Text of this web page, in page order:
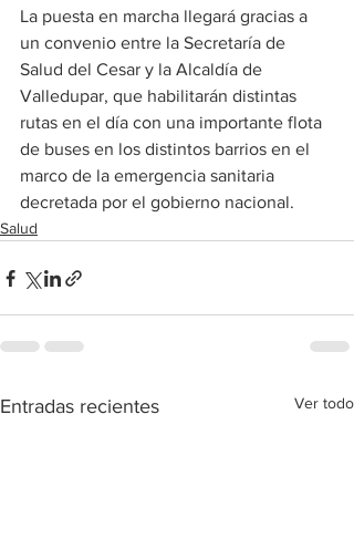
La puesta en marcha llegará gracias a
un convenio entre la Secretaría de
Salud del Cesar y la Alcaldía de
Valledupar, que habilitarán distintas
rutas en el día con una importante flota
de buses en los distintos barrios en el
marco de la emergencia sanitaria
decretada por el gobierno nacional.
Salud
Entradas recientes Ver todo